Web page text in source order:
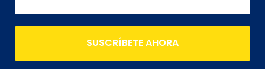
SUSCRÍBETE AHORA